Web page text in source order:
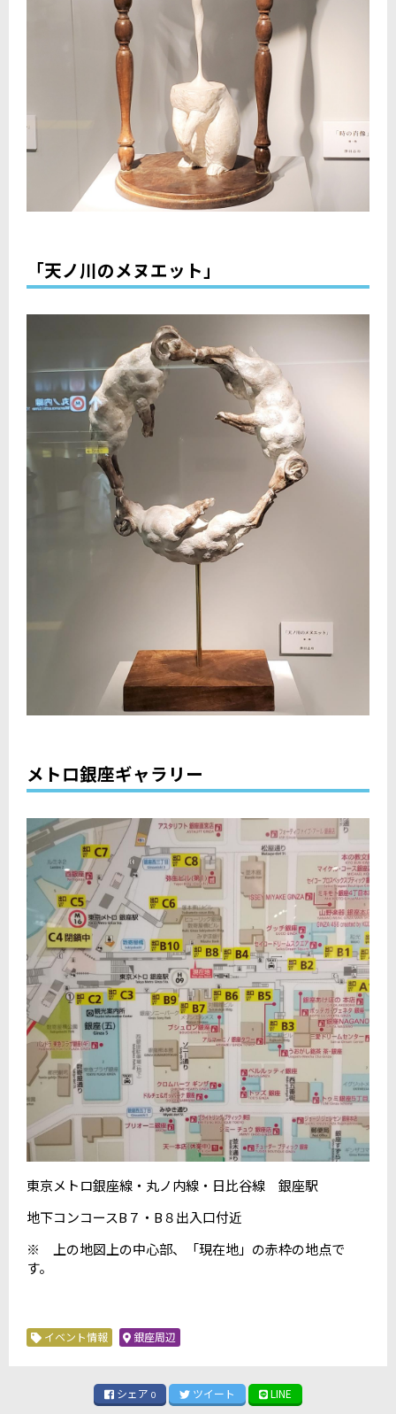
「天ノ川のメヌエット」
メトロ銀座ギャラリー
東京メトロ銀座線・丸ノ内線・日比谷線 銀座駅
地下コンコースB７・B８出入口付近
※ 上の地図上の中心部、「現在地」の赤枠の地点で
す。
イベント情報 銀座周辺
シェア 0 ツイート LINE